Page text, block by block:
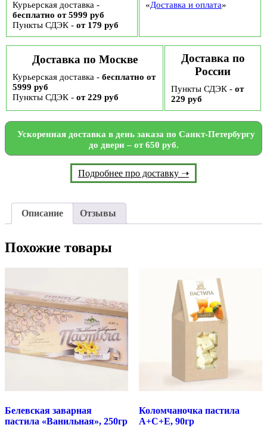
Курьерская доставка -
бесплатно от 5999 руб
Пункты СДЭК - от 179 руб
«Доставка и оплата»
Доставка по Москве
Курьерская доставка - бесплатно от
5999 руб
Пункты СДЭК - от 229 руб
Доставка по
России
Пункты СДЭК - от
229 руб
Ускоренная доставка в день заказа по Санкт-Петербургу
до двери – от 650 руб.
Подробнее про доставку ➝
Описание Отзывы
Похожие товары
Белевская заварная
пастила «Ванильная», 250гр
Коломчаночка пастила
А+С+Е, 90гр